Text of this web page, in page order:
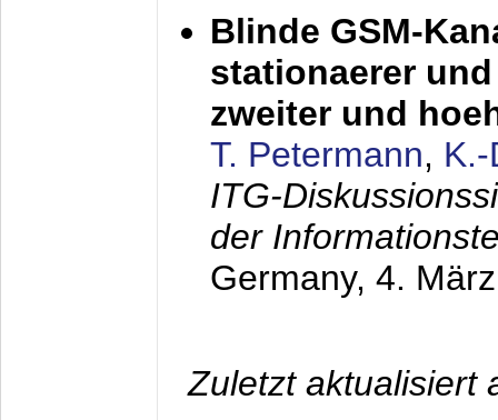
Blinde GSM-
stationaerer
zweiter und
T. Petermann,
ITG-
der
Germany, 4.
Zuletzt aktualisiert